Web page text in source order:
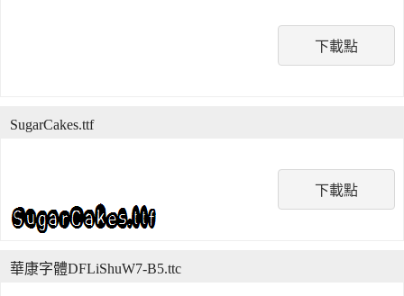
下載點
下載點
SugarCakes.ttf
華康字體DFLiShuW7-B5.ttc